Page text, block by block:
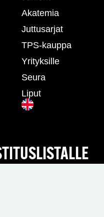
Akatemia
Juttusarjat
TPS-kauppa
Yrityksille
Seura
Liput